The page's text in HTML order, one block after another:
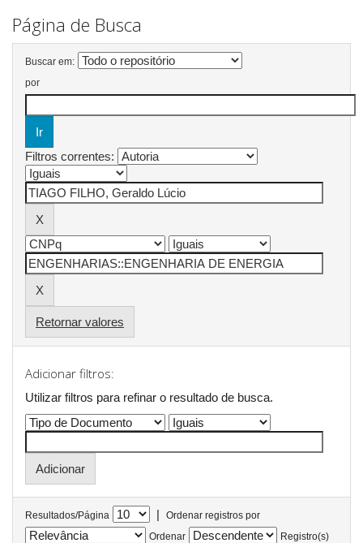
Página de Busca
Buscar em:
por
Filtros correntes:
Retornar valores
Adicionar filtros:
Utilizar filtros para refinar o resultado de busca.
Resultados/Página |
Ordenar registros por
Ordenar
Registro(s)